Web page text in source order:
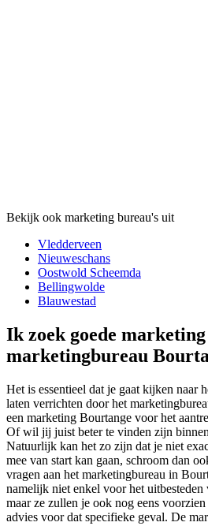
Bekijk ook marketing bureau's uit
Vledderveen
Nieuweschans
Oostwold Scheemda
Bellingwolde
Blauwestad
Ik zoek goede
marketingbureau
Het is essentieel dat je gaat kijken naar
laten verrichten door het
een marketing Bourtange voor het
Of wil jij juist beter te vinden zijn
Natuurlijk kan het zo zijn dat je niet
mee van start kan gaan, schroom dan
vragen aan het marketingbureau in
namelijk niet enkel voor het uitbesteden
maar ze zullen je ook nog eens
advies voor dat specifieke geval. De